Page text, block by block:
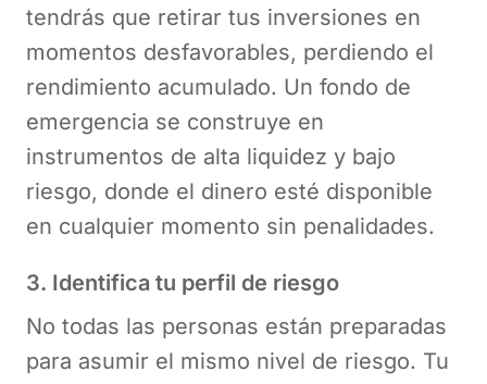
tendrás que retirar tus inversiones en
momentos desfavorables, perdiendo el
rendimiento acumulado. Un fondo de
emergencia se construye en
instrumentos de alta liquidez y bajo
riesgo, donde el dinero esté disponible
en cualquier momento sin penalidades.
3. Identifica tu perfil de riesgo
No todas las personas están preparadas
para asumir el mismo nivel de riesgo. Tu